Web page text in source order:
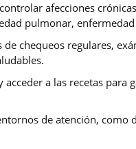
afecciones
pulmonar,
chequeos regulares,
a las recetas para
de atención, como